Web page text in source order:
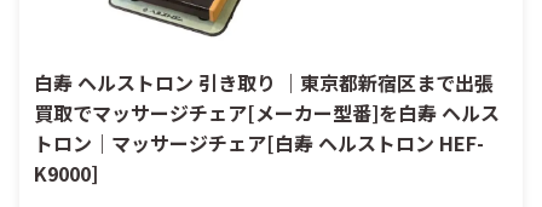
白寿 ヘルストロン 引き取り ｜東京都新宿区まで出張
買取でマッサージチェア[メーカー型番]を白寿 ヘルス
トロン｜マッサージチェア[白寿 ヘルストロン HEF-
K9000]